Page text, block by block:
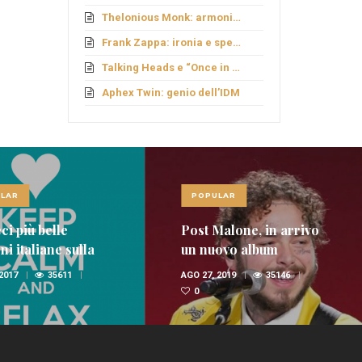
Thelonious Monk: armonie fuori schema
Frank Zappa: ironia e sperimentazione
Talking Heads e “Once in a Lifetime”
Aphex Twin: genio dell’IDM
in arrivo
album
35146
POPULAR
Le 10 canzoni più belle
di Vinicio Capossela
(VIDEO)
APR 29, 2016
35037
1